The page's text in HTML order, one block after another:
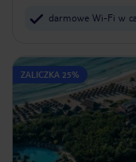
darmowe Wi-Fi w
ZALICZKA 25%